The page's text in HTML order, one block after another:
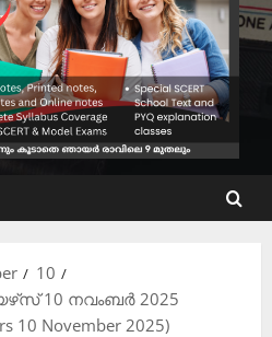
10
10 നവംബർ 2025
10 November 2025)